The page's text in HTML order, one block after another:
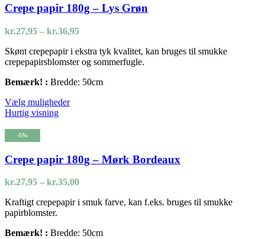
varianter.
Mulighederne
kan
vælges
på
varesiden
Crepe papir 180g – Lys Grøn
kr.27,95 – kr.36,95Prisinterval:
til
kr.36,95
Skønt crepepapir i ekstra tyk kvalitet, kan bruges til smukke
crepepapirsblomster og sommerfugle.
Bemærk! : Bredde: 50cm
Vælg mulighederDette
Mulighederne
kan
på
varesiden
Hurtig visning
-5%
Crepe papir 180g – Mørk Bordeaux
kr.27,95 – kr.35,00Prisinterval:
til
Kraftigt crepepapir i smuk farve, kan f.eks. bruges til smukke
papirblomster.
Bemærk! : Bredde: 50cm